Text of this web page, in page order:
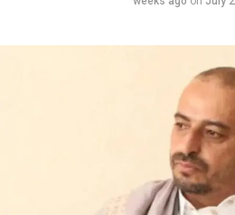
وقطر بمليارات الدولارات